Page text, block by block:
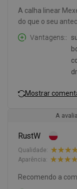
A calha linear
do que o seu
Vantagens:
Mostrar
A
RustW
Qualidade:
Aparência:
Recomendo a